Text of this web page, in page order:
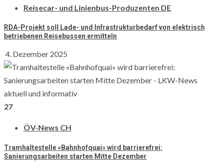
Suche nach:
BRANCHEN-NEWS (INT)
Reisecar- und Linienbus-Produzenten DE
RDA-Projekt soll Lade- und Infrastrukturbedarf von elektrisch
betriebenen Reisebussen ermitteln
4. Dezember 2025
27
ÖV-News CH
Tramhaltestelle «Bahnhofquai» wird barrierefrei:
Sanierungsarbeiten starten Mitte Dezember